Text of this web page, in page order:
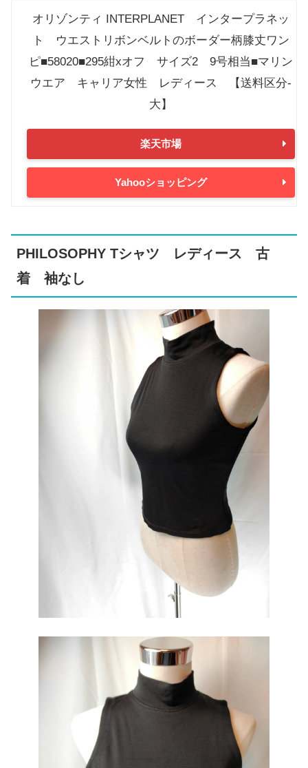
オリゾンティ INTERPLANET インタープラネッ
ト ウエストリボンベルトのボーダー柄膝丈ワン
ピ■58020■295紺xオフ サイズ2 9号相当■マリン
ウエア キャリア女性 レディース 【送料区分-
大】
楽天市場
Yahooショッピング
PHILOSOPHY Tシャツ レディース 古
着 袖なし